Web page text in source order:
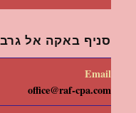
סניף באקה אל
Email
office@raf-cpa.com